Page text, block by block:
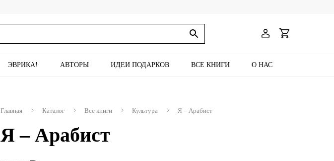
ЭВРИКА! АВТОРЫ ИДЕИ ПОДАРКОВ ВСЕ КНИГИ О НАС
Главная Каталог Все книги Культура Я – Арабист
Я – Арабист